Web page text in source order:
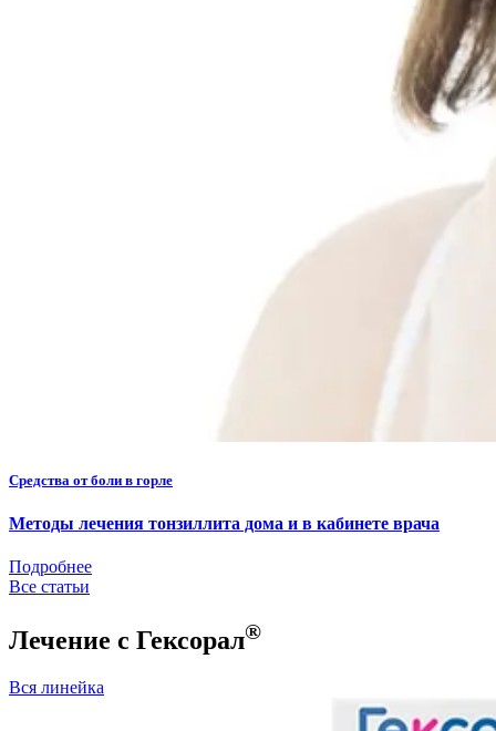
Средства от боли в горле
Методы лечения тонзиллита дома и в кабинете врача
Подробнее
Все статьи
Лечение с Гексорал®
Вся линейка